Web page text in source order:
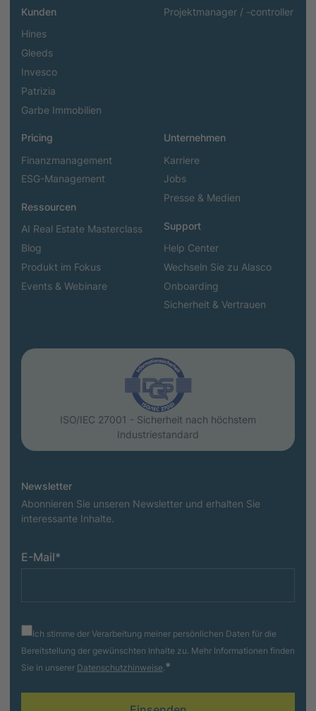
Kunden
Hines
Gleeds
Invesco
Patrizia
Garbe Immobilien
Projektmanager / -controller
Pricing
Finanzmanagement
ESG-Management
Ressourcen
AI Real Estate Masterclass
Blog
Produkt im Fokus
Events & Webinare
Unternehmen
Karriere
Jobs
Presse & Medien
Support
Help Center
Wechseln Sie zu Alasco
Onboarding
Sicherheit & Vertrauen
ISO/IEC 27001 - Sicherheit nach höchstem
Industriestandard
Newsletter
Abonnieren Sie unseren Newsletter und erhalten Sie
interessante Inhalte.
E-Mail*
Ich stimme der Verarbeitung meiner persönlichen Daten für die
Bereitstellung der gewünschten Inhalte zu. Mehr Informationen finden
Sie in unserer Datenschutzhinweise *